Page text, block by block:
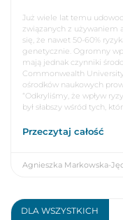
Już wiele lat temu
związanych z używaniem
się, że nawet 50-60%
genetycznie. Ogromny
mają jednak czynniki
Commonwealth
ośrodków naukowych
“Odkryliśmy, że wpływ
był słabszy wśród tych,
Przeczytaj całość
Agnieszka Markowska-
DLA WSZYSTKICH